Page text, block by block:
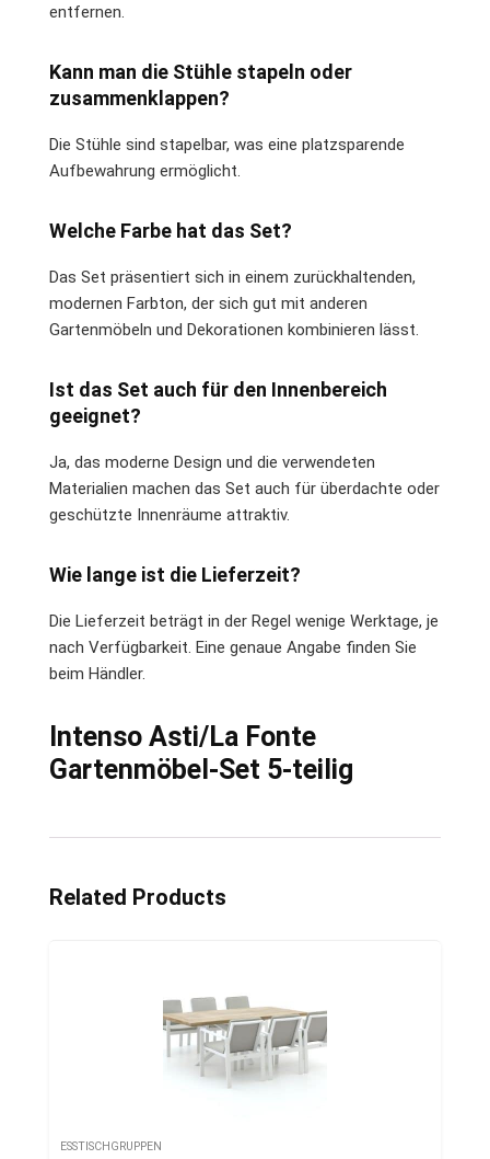
entfernen.
Kann man die Stühle stapeln oder
zusammenklappen?
Die Stühle sind stapelbar, was eine platzsparende
Aufbewahrung ermöglicht.
Welche Farbe hat das Set?
Das Set präsentiert sich in einem zurückhaltenden,
modernen Farbton, der sich gut mit anderen
Gartenmöbeln und Dekorationen kombinieren lässt.
Ist das Set auch für den Innenbereich
geeignet?
Ja, das moderne Design und die verwendeten
Materialien machen das Set auch für überdachte oder
geschützte Innenräume attraktiv.
Wie lange ist die Lieferzeit?
Die Lieferzeit beträgt in der Regel wenige Werktage, je
nach Verfügbarkeit. Eine genaue Angabe finden Sie
beim Händler.
Intenso Asti/La Fonte
Gartenmöbel-Set 5-teilig
Related Products
ESSTISCHGRUPPEN